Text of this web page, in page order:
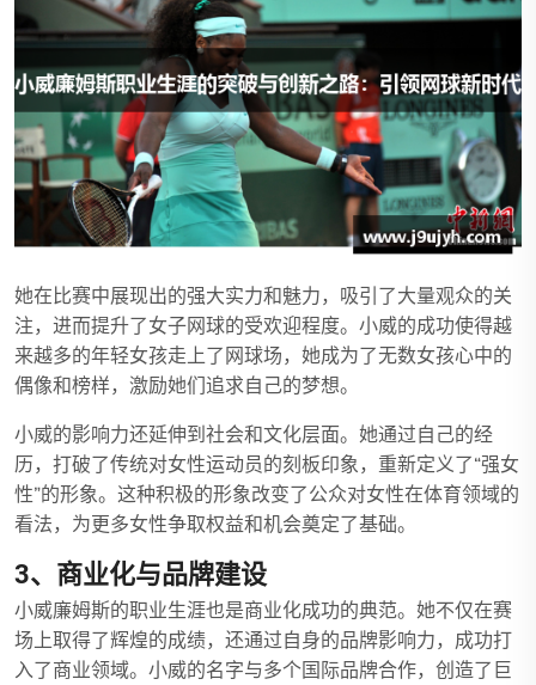
她在比赛中展现出的强大实力和魅力，吸引了大量观众的关
注，进而提升了女子网球的受欢迎程度。小威的成功使得越
来越多的年轻女孩走上了网球场，她成为了无数女孩心中的
偶像和榜样，激励她们追求自己的梦想。
小威的影响力还延伸到社会和文化层面。她通过自己的经
历，打破了传统对女性运动员的刻板印象，重新定义了“强女
性”的形象。这种积极的形象改变了公众对女性在体育领域的
看法，为更多女性争取权益和机会奠定了基础。
3、商业化与品牌建设
小威廉姆斯的职业生涯也是商业化成功的典范。她不仅在赛
场上取得了辉煌的成绩，还通过自身的品牌影响力，成功打
入了商业领域。小威的名字与多个国际品牌合作，创造了巨